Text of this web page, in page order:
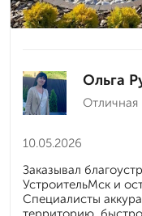
Ольга
Отличная
10.05.2026
Заказывал
УстроительМск и
Специалисты